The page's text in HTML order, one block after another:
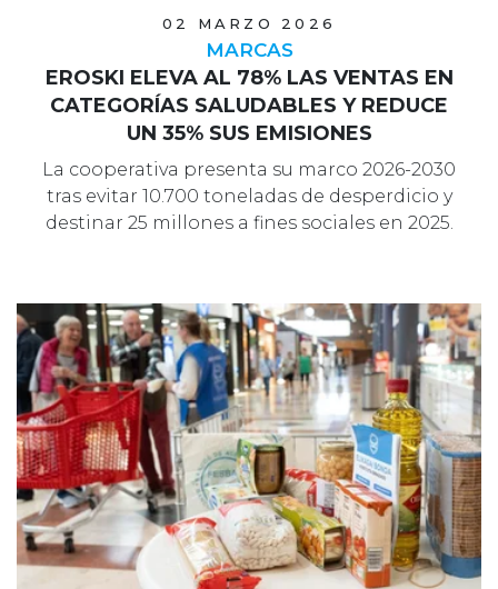
02 MARZO 2026
MARCAS
EROSKI ELEVA AL 78% LAS VENTAS EN
CATEGORÍAS SALUDABLES Y REDUCE
UN 35% SUS EMISIONES
La cooperativa presenta su marco 2026-2030
tras evitar 10.700 toneladas de desperdicio y
destinar 25 millones a fines sociales en 2025.